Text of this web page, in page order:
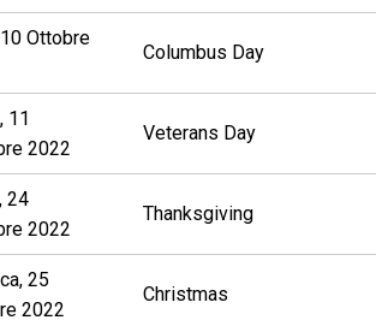
Ottobre
Columbus Day
11
2022
Veterans Day
24
2022
Thanksgiving
25
2022
Christmas